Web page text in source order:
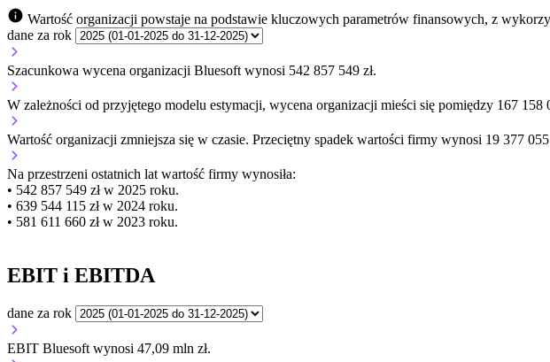
Wartość organizacji powstaje na podstawie kluczowych parametrów finansowych, z
dane za rok
Szacunkowa wycena organizacji Bluesoft wynosi 542 857 549 zł.
W zależności od przyjętego modelu estymacji, wycena organizacji mieści się pomiędzy 167 158
Wartość organizacji zmniejsza się w czasie. Przeciętny spadek wartości firmy wynosi 19 377 055
Na przestrzeni ostatnich lat wartość firmy wynosiła:
• 542 857 549 zł w 2025 roku.
• 639 544 115 zł w 2024 roku.
• 581 611 660 zł w 2023 roku.
EBIT i EBITDA
dane za rok
EBIT Bluesoft wynosi 47,09 mln zł.